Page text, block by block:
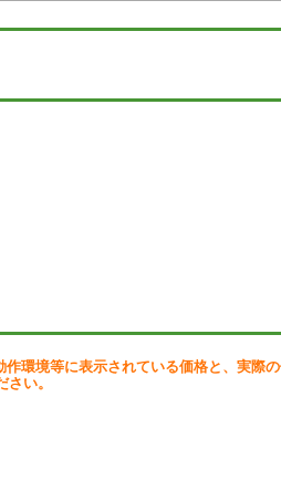
環境等に表示されている価格と、実際
い。